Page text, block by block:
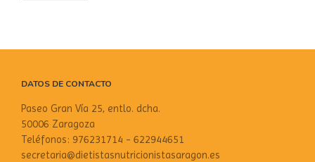
DATOS DE CONTACTO
Paseo Gran Vía 25, entlo. dcha.
50006 Zaragoza
Teléfonos: 976231714 - 622944651
secretaria@dietistasnutricionistasaragon.es